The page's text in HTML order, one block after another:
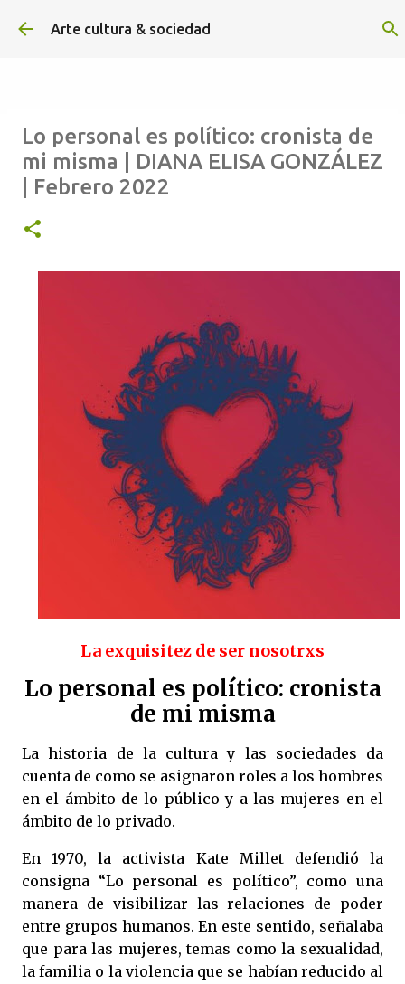
Ir al contenido principal
Arte cultura & sociedad
ALEXA DE HOYOS | El arte de
hacer cine sin excusas | ROBERTO
Lo personal es político: cronista de
mi misma | DIANA ELISA GONZÁLEZ
| Febrero 2022
La exquisitez de ser nosotrxs
Lo personal es político: cronista
de mi misma
La historia de la cultura y las sociedades da
cuenta de como se asignaron roles a los hombres
en el ámbito de lo público y a las mujeres en el
ámbito de lo privado.
En 1970, la activista Kate Millet defendió la
consigna “Lo personal es político”, como una
manera de visibilizar las relaciones de poder
entre grupos humanos. En este sentido, señalaba
que para las mujeres, temas como la sexualidad,
la familia o la violencia que se habían reducido al